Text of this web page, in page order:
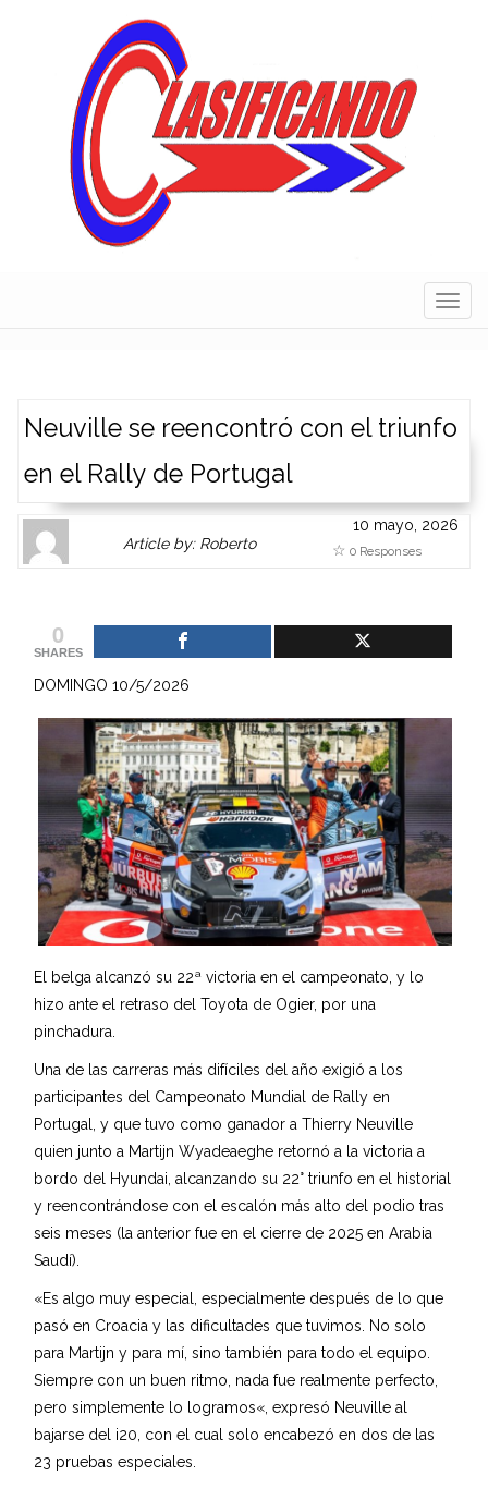
Neuville se reencontró con el triunfo
en el Rally de Portugal
Author
Gravatar
link
Author
page.
Article by: Roberto
or
works.
admin
10 mayo, 2026
0 Responses
0
SHARES
DOMINGO 10/5/2026
El belga alcanzó su 22ª victoria en el campeonato, y lo
hizo ante el retraso del Toyota de Ogier, por una
pinchadura.
Una de las carreras más difíciles del año exigió a los
participantes del Campeonato Mundial de Rally en
Portugal, y que tuvo como ganador a Thierry Neuville
quien junto a Martijn Wyadeaeghe retornó a la victoria a
bordo del Hyundai, alcanzando su 22° triunfo en el historial
y reencontrándose con el escalón más alto del podio tras
seis meses (la anterior fue en el cierre de 2025 en Arabia
Saudí).
«Es algo muy especial, especialmente después de lo que
pasó en Croacia y las dificultades que tuvimos. No solo
para Martijn y para mí, sino también para todo el equipo.
Siempre con un buen ritmo, nada fue realmente perfecto,
pero simplemente lo logramos«, expresó Neuville al
bajarse del i20, con el cual solo encabezó en dos de las
23 pruebas especiales.